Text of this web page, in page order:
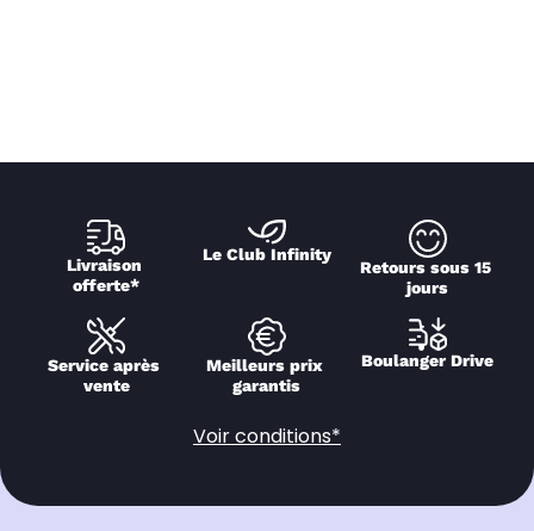
Livraison
offerte*
Le Club Infinity
Retours sous 15
jours
Service après
vente
Meilleurs prix
garantis
Boulanger Drive
Voir conditions*